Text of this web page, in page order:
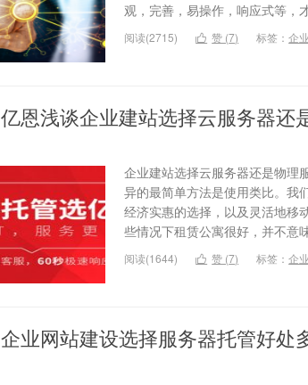
观，完善，易操作，响应式等，
阅读(2715)  赞 (7) 标签：企
亿恩浅谈企业建站选择云服务器还
企业建站选择云服务器还是物理
异的最简单方法是使用类比。我
经济实惠的选择，以及灵活地移
些情况下租赁公寓很好，并不意
阅读(1644)  赞 (7) 标签：企
企业网站建设选择服务器托管好处